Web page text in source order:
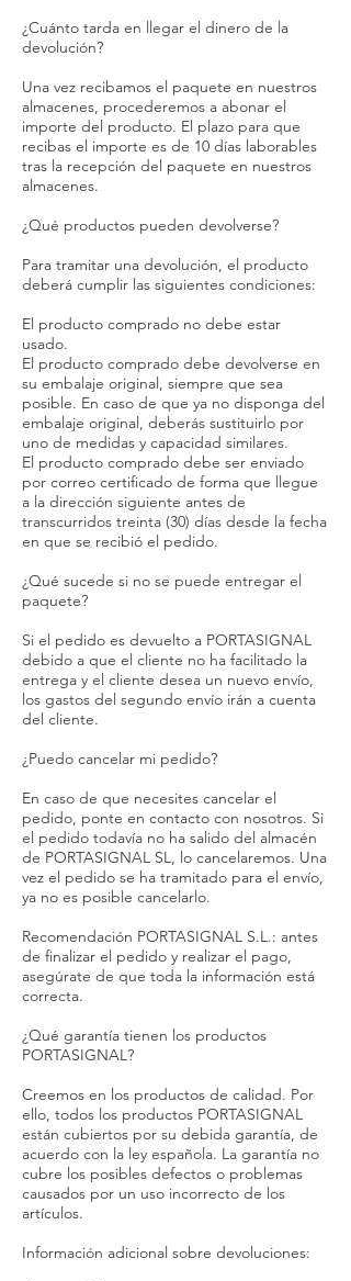
¿Cuánto tarda en llegar el dinero de la
devolución?
Una vez recibamos el paquete en nuestros
almacenes, procederemos a abonar el
importe del producto. El plazo para que
recibas el importe es de 10 días laborables
tras la recepción del paquete en nuestros
almacenes.
¿Qué productos pueden devolverse?
Para tramitar una devolución, el producto
deberá cumplir las siguientes condiciones:
El producto comprado no debe estar
usado.
El producto comprado debe devolverse en
su embalaje original, siempre que sea
posible. En caso de que ya no disponga del
embalaje original, deberás sustituirlo por
uno de medidas y capacidad similares.
El producto comprado debe ser enviado
por correo certificado de forma que llegue
a la dirección siguiente antes de
transcurridos treinta (30) días desde la fecha
en que se recibió el pedido.
¿Qué sucede si no se puede entregar el
paquete?
Si el pedido es devuelto a PORTASIGNAL
debido a que el cliente no ha facilitado la
entrega y el cliente desea un nuevo envío,
los gastos del segundo envío irán a cuenta
del cliente.
¿Puedo cancelar mi pedido?
En caso de que necesites cancelar el
pedido, ponte en contacto con nosotros. Si
el pedido todavía no ha salido del almacén
de PORTASIGNAL SL, lo cancelaremos. Una
vez el pedido se ha tramitado para el envío,
ya no es posible cancelarlo.
Recomendación PORTASIGNAL S.L.: antes
de finalizar el pedido y realizar el pago,
asegúrate de que toda la información está
correcta.
¿Qué garantía tienen los productos
PORTASIGNAL?
Creemos en los productos de calidad. Por
ello, todos los productos PORTASIGNAL
están cubiertos por su debida garantía, de
acuerdo con la ley española. La garantía no
cubre los posibles defectos o problemas
causados por un uso incorrecto de los
artículos.
Información adicional sobre devoluciones: